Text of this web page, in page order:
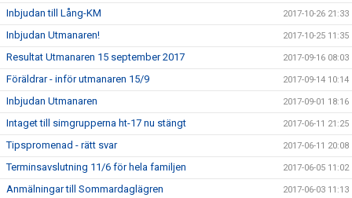
Inbjudan till Lång-KM 2017-10-26 21:33
Inbjudan Utmanaren! 2017-10-25 11:35
Resultat Utmanaren 15 september 2017 2017-09-16 08:03
Föräldrar - inför utmanaren 15/9 2017-09-14 10:14
Inbjudan Utmanaren 2017-09-01 18:16
Intaget till simgrupperna ht-17 nu stängt 2017-06-11 21:25
Tipspromenad - rätt svar 2017-06-11 20:08
Terminsavslutning 11/6 för hela familjen 2017-06-05 11:02
Anmälningar till Sommardaglägren 2017-06-03 11:13